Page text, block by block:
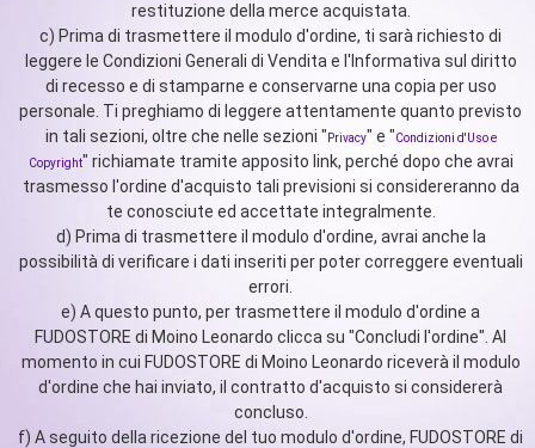
restituzione della merce acquistata.
c) Prima di trasmettere il modulo d'ordine, ti sarà richiesto di
leggere le Condizioni Generali di Vendita e l'Informativa sul diritto
di recesso e di stamparne e conservarne una copia per uso
personale. Ti preghiamo di leggere attentamente quanto previsto
in tali sezioni, oltre che nelle sezioni " Privacy" e "Condizioni d'Uso e
Copyright" richiamate tramite apposito link, perché dopo che avrai
trasmesso l'ordine d'acquisto tali previsioni si considereranno da
te conosciute ed accettate integralmente.
d) Prima di trasmettere il modulo d'ordine, avrai anche la
possibilità di verificare i dati inseriti per poter correggere eventuali
errori.
e) A questo punto, per trasmettere il modulo d'ordine a
FUDOSTORE di Moino Leonardo clicca su "Concludi l'ordine". Al
momento in cui FUDOSTORE di Moino Leonardo riceverà il modulo
d'ordine che hai inviato, il contratto d'acquisto si considererà
concluso.
f) A seguito della ricezione del tuo modulo d'ordine, FUDOSTORE di